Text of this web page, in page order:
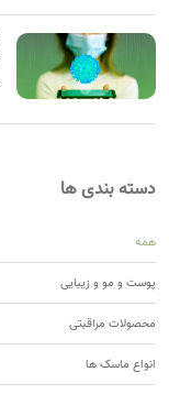
دسته بندی ها
همه
پوست و مو و زیبایی
محصولات مراقبتی
انواع ماسک ها